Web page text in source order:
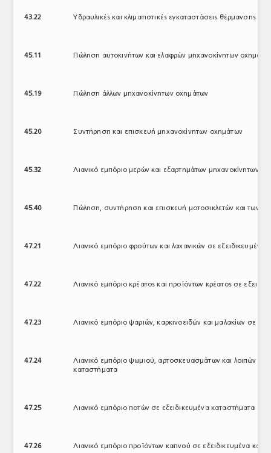
43.22 Υδραυλικές και κλιματιστικές εγκαταστάσεις θέρμανσης
45.11 Πώληση αυτοκινήτων και ελαφρών μηχανοκίνητων
45.19 Πώληση άλλων μηχανοκίνητων οχημάτων
45.20 Συντήρηση και επισκευή μηχανοκίνητων οχημάτων
45.32 Λιανικό εμπόριο μερών και εξαρτημάτων μηχανοκίνητων
45.40 Πώληση, συντήρηση και επισκευή μοτοσικλετών και των
47.21 Λιανικό εμπόριο φρούτων και λαχανικών σε εξειδικευμένα
47.22 Λιανικό εμπόριο κρέατος και προϊόντων κρέατος σε
47.23 Λιανικό εμπόριο ψαριών, καρκινοειδών και μαλακίων σε
47.24
Λιανικό εμπόριο ψωμιού, αρτοσκευασμάτων και λοιπών
καταστήματα
47.25 Λιανικό εμπόριο ποτών σε εξειδικευμένα καταστήματα
47.26 Λιανικό εμπόριο προϊόντων καπνού σε εξειδικευμένα